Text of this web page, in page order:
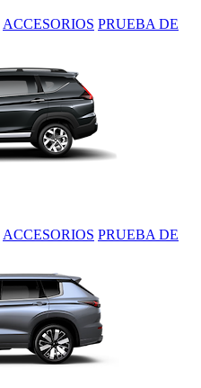
ACCESORIOS PRUEBA DE
ACCESORIOS PRUEBA DE